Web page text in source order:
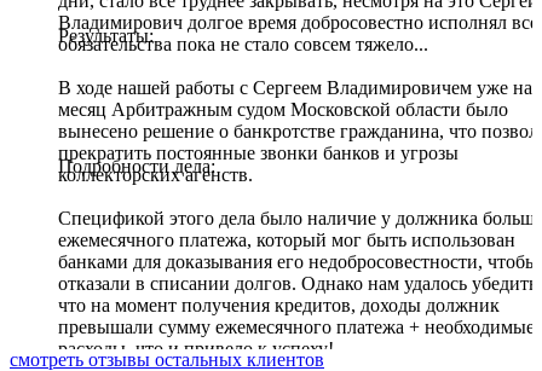
Владимирович долгое время добросовестно исполнял все
обязательства пока не стало совсем тяжело...
Результаты:
В ходе нашей работы с Сергеем Владимировичем уже на
месяц Арбитражным судом Московской области было
вынесено решение о банкротстве гражданина, что
прекратить постоянные звонки банков и угрозы
коллекторских агенств.
Подробности дела:
Спецификой этого дела было наличие у должника
ежемесячного платежа, который мог быть использован
банками для доказывания его недобросовестности,
отказали в списании долгов. Однако нам удалось убедить
что на момент получения кредитов, доходы должник
превышали сумму ежемесячного платежа + необходимые
расходы, что и привело к успеху!
смотреть отзывы остальных клиентов